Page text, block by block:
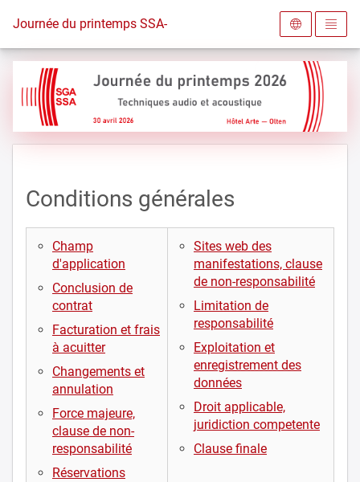
Vers la page d'accueil
Journée du printemps SSA-SGA 2026
Conditions générales
Champ
d'application
Conclusion de
contrat
Facturation et frais
à acuitter
Changements et
annulation
Force majeure,
clause de non-
responsabilité
Réservations
Sites web des
manifestations, clause
de non-responsabilité
Limitation de
responsabilité
Exploitation et
enregistrement des
données
Droit applicable,
juridiction competente
Clause finale